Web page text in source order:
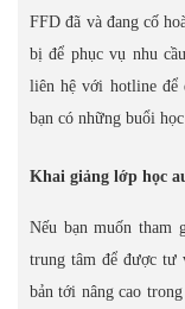
FFD đã và đang cố
bị để phục vụ nhu
liên hệ với hotline để
bạn có những buổi
Khai giảng lớp học
Nếu bạn muốn tham
trung tâm để được tư
bản tới nâng cao